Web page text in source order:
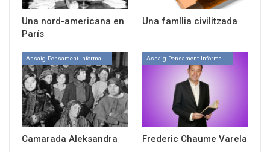
Una nord-americana en
París
Una família civilitzada
Camarada Aleksandra Frederic Chaume Varela